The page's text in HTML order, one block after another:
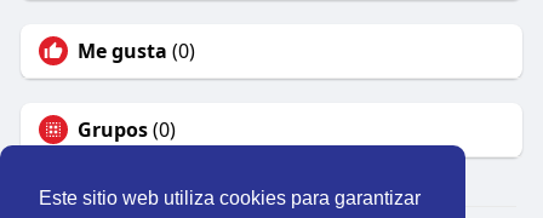
Este sitio web utiliza cookies para garantizar
Me gusta (0)
Grupos(0)